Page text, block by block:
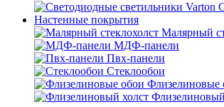
Настенные покрытия
Малярный
МДФ-панели
Пвх-панели
Стеклообои
Флизелиновые